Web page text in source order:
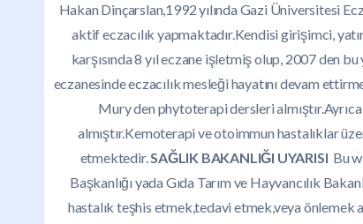
Hakan Dinçarslan,1992 yılında Gazi Üniversitesi
aktif eczacılık yapmaktadır.Kendisi girişimci,
karşısında 8 yıl eczane işletmiş olup, 2007 den
eczanesinde eczacılık mesleği hayatını devam
Mury den phytoterapi dersleri
almıştır.Kemoterapi ve otoimmun hastalıklar
etmektedir.SAĞLIK BAKANLIĞI UYARISI Bu
Başkanlığı yada Gıda Tarım ve Hayvancılık
hastalık teşhis etmek,tedavi etmek,veya önlemek